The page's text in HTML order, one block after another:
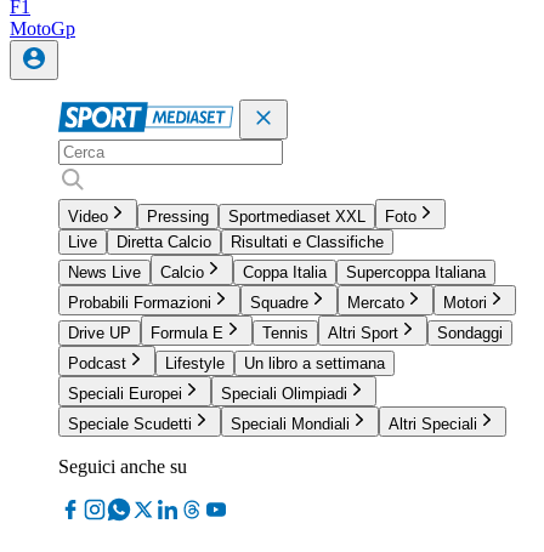
F1
MotoGp
Video Pressing Sportmediaset XXL
Foto
Live
Diretta Calcio
Risultati e Classifiche
News Live
Calcio Coppa Italia
Supercoppa Italiana
Probabili Formazioni
Squadre Mercato
Motori
Drive UP
Formula E Tennis Altri Sport
Sondaggi
Podcast
Lifestyle
Un libro a settimana
Speciali Europei
Speciali Olimpiadi
Speciale Scudetti
Speciali Mondiali Altri Speciali
Seguici anche su